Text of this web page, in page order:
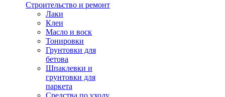
Строительство и ремонт
Лаки
Клеи
Масло и воск
Тонировки
Грунтовки для
бетова
Шпаклевки и
грунтовки для
паркета